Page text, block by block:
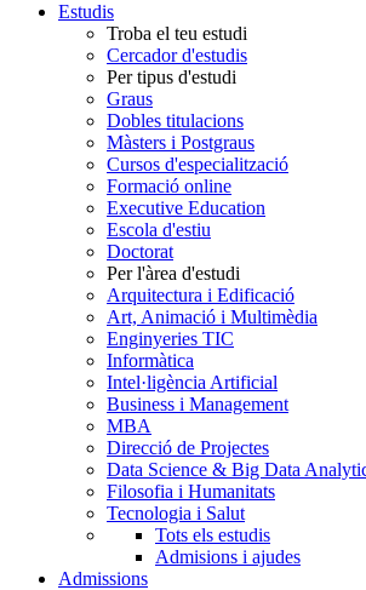
Estudis
Troba el teu estudi
Cercador d'estudis
Per tipus d'estudi
Graus
Dobles titulacions
Màsters i Postgraus
Cursos d'especialització
Formació online
Executive Education
Escola d'estiu
Doctorat
Per l'àrea d'estudi
Arquitectura i Edificació
Art, Animació i Multimèdia
Enginyeries TIC
Informàtica
Intel·ligència Artificial
Business i Management
MBA
Direcció de Projectes
Data Science & Big Data
Filosofia i Humanitats
Tecnologia i Salut
Tots els estudis
Admisions i ajudes
Admissions